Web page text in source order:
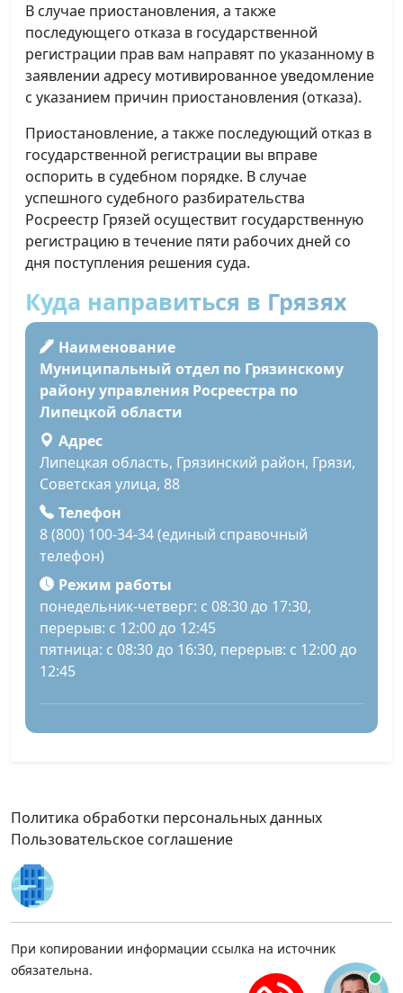
В случае приостановления, а также
последующего отказа в государственной
регистрации прав вам направят по указанному в
заявлении адресу мотивированное уведомление
с указанием причин приостановления (отказа).
Приостановление, а также последующий отказ в
государственной регистрации вы вправе
оспорить в судебном порядке. В случае
успешного судебного разбирательства
Росреестр Грязей осуществит государственную
регистрацию в течение пяти рабочих дней со
дня поступления решения суда.
Куда направиться в Грязях
Наименование
Муниципальный отдел по Грязинскому
району управления Росреестра по
Липецкой области
Адрес
Липецкая область, Грязинский район, Грязи,
Советская улица, 88
Телефон
8 (800) 100-34-34 (единый справочный
телефон)
Режим работы
понедельник-четверг: с 08:30 до 17:30,
перерыв: с 12:00 до 12:45
пятница: с 08:30 до 16:30, перерыв: с 12:00 до
12:45
Политика обработки персональных данных
Пользовательское соглашение
При копировании информации ссылка на источник
обязательна.